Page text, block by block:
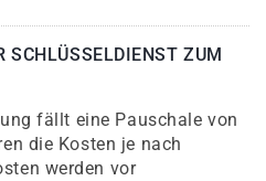
SCHLÜSSELDIENST ZUM
fällt eine Pauschale von
die Kosten je nach
werden vor